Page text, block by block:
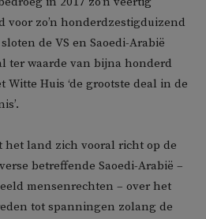
voor zo’n honderdzestigduizend
de VS en Saoedi-Arabië
ter waarde van bijna honderd
Huis ‘de grootste deal in de
het land zich vooral richt op de
betreffende Saoedi-Arabië –
mensenrechten – over het
tot spanningen zolang de